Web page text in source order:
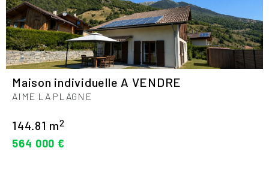
Maison individuelle A VENDRE
AIME LA PLAGNE
144.81 m2
564 000 €